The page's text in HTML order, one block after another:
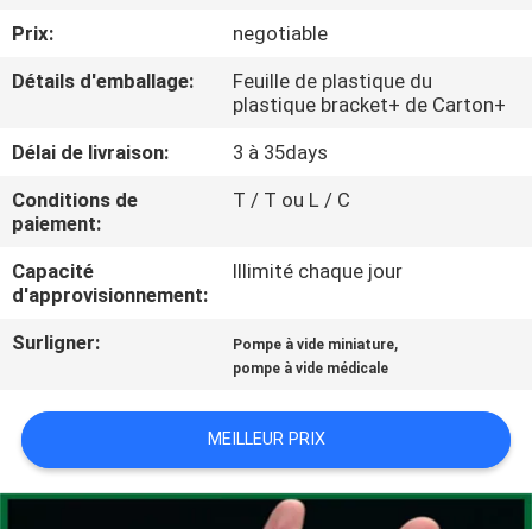
D'USINE
DE
QUALITÉ
CONTACTEZ-
PLAN
Prix:
negotiable
Détails d'emballage:
Feuille de plastique du
plastique bracket+ de Carton+
Délai de livraison:
3 à 35days
Conditions de
paiement:
T / T ou L / C
Capacité
d'approvisionnement:
Illimité chaque jour
Surligner: Pompe à vide miniature,
pompe à vide médicale
MEILLEUR PRIX